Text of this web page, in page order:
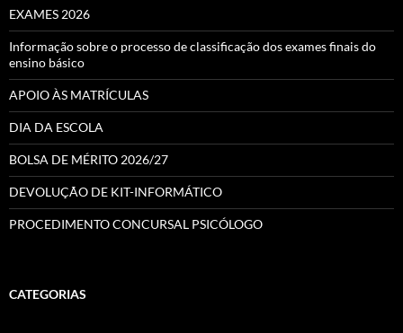
EXAMES 2026
Informação sobre o processo de classificação dos exames finais do
ensino básico
APOIO ÀS MATRÍCULAS
DIA DA ESCOLA
BOLSA DE MÉRITO 2026/27
DEVOLUÇÃO DE KIT-INFORMÁTICO
PROCEDIMENTO CONCURSAL PSICÓLOGO
CATEGORIAS